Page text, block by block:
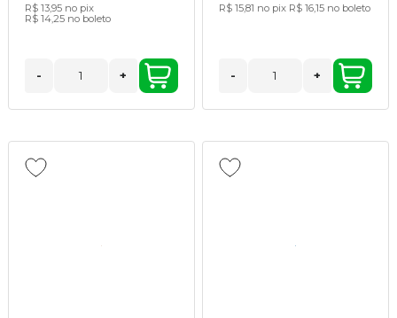
R$ 13,95 no pix
R$ 14,25 no boleto
- +
R$ 15,81 no pix R$ 16,15 no boleto
- +